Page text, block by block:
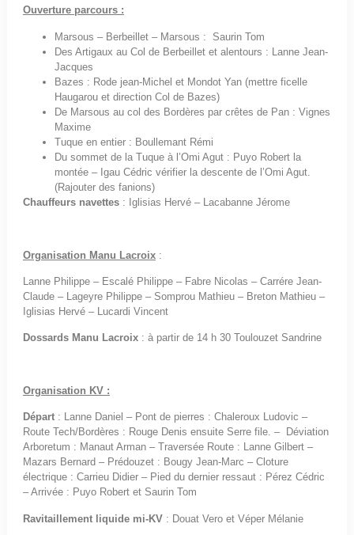
Ouverture parcours :
Marsous – Berbeillet – Marsous : Saurin Tom
Des Artigaux au Col de Berbeillet et alentours : Lanne Jean-
Jacques
Bazes : Rode jean-Michel et Mondot Yan (mettre ficelle
Haugarou et direction Col de Bazes)
De Marsous au col des Bordères par crêtes de Pan : Vignes
Maxime
Tuque en entier : Boullemant Rémi
Du sommet de la Tuque à l’Omi Agut : Puyo Robert la
montée – Igau Cédric vérifier la descente de l’Omi Agut.
(Rajouter des fanions)
Chauffeurs navettes: Iglisias Hervé – Lacabanne Jérome
Organisation Manu Lacroix:
Lanne Philippe – Escalé Philippe – Fabre Nicolas – Carrére Jean-
Claude – Lageyre Philippe – Somprou Mathieu – Breton Mathieu –
Iglisias Hervé – Lucardi Vincent
Dossards Manu Lacroix: à partir de 14 h 30 Toulouzet Sandrine
Organisation KV :
Départ : Lanne Daniel – Pont de pierres : Chaleroux Ludovic –
Route Tech/Bordères : Rouge Denis ensuite Serre file. – Déviation
Arboretum : Manaut Arman – Traversée Route : Lanne Gilbert –
Mazars Bernard – Prédouzet : Bougy Jean-Marc – Cloture
électrique : Carrieu Didier – Pied du dernier ressaut : Pérez Cédric
– Arrivée : Puyo Robert et Saurin Tom
Ravitaillement liquide mi-KV: Douat Vero et Véper Mélanie